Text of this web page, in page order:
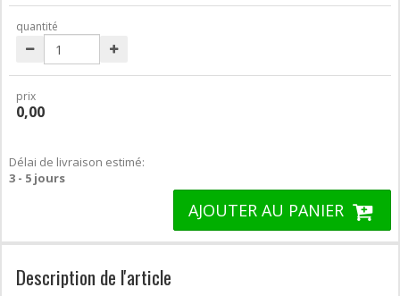
quantité
prix
0,00
Délai de livraison estimé:
3 - 5 jours
AJOUTER AU PANIER
Description de l'article